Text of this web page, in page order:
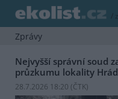
/
Zprávy
Nejvyšší správní soud
průzkumu lokality
28.7.2026 18:20 (ČTK)